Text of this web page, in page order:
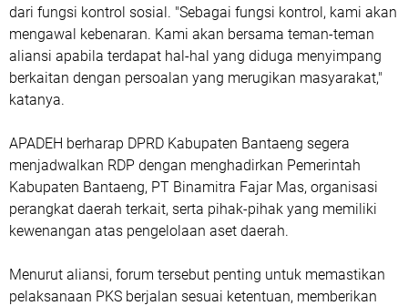
dari fungsi kontrol sosial. "Sebagai fungsi kontrol, kami akan
mengawal kebenaran. Kami akan bersama teman-teman
aliansi apabila terdapat hal-hal yang diduga menyimpang
berkaitan dengan persoalan yang merugikan masyarakat,"
katanya.
APADEH berharap DPRD Kabupaten Bantaeng segera
menjadwalkan RDP dengan menghadirkan Pemerintah
Kabupaten Bantaeng, PT Binamitra Fajar Mas, organisasi
perangkat daerah terkait, serta pihak-pihak yang memiliki
kewenangan atas pengelolaan aset daerah.
Menurut aliansi, forum tersebut penting untuk memastikan
pelaksanaan PKS berjalan sesuai ketentuan, memberikan